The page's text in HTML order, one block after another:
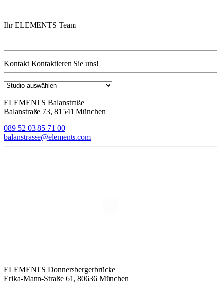
Ihr ELEMENTS Team
Kontakt Kontaktieren Sie uns!
ELEMENTS Balanstraße
Balanstraße 73, 81541 München
089 52 03 85 71 00
balanstrasse@elements.com
ELEMENTS Donnersbergerbrücke
Erika-Mann-Straße 61, 80636 München